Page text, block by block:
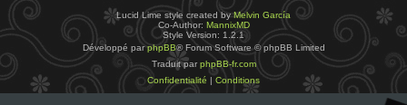
Lucid Lime style created byMelvin García
Co-Author: MannixMD
Style Version: 1.2.1
Développé parphpBB® Forum Software © phpBB Limited
Traduit par phpBB-fr.com
Confidentialité | Conditions